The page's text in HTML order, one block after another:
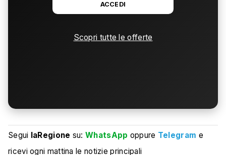
ACCEDI
Scopri tutte le offerte
Segui laRegione su:WhatsApp oppure Telegram e
ricevi ogni mattina le notizie principali